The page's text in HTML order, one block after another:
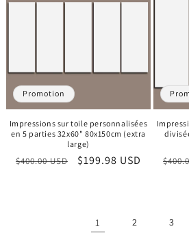
Promotion
Impressions sur toile personnalisées
en 5 parties 32x60" 80x150cm (extra
large)
Prix
$400.00 USD
Prix
$199.98 USD
Prix
1 2 3